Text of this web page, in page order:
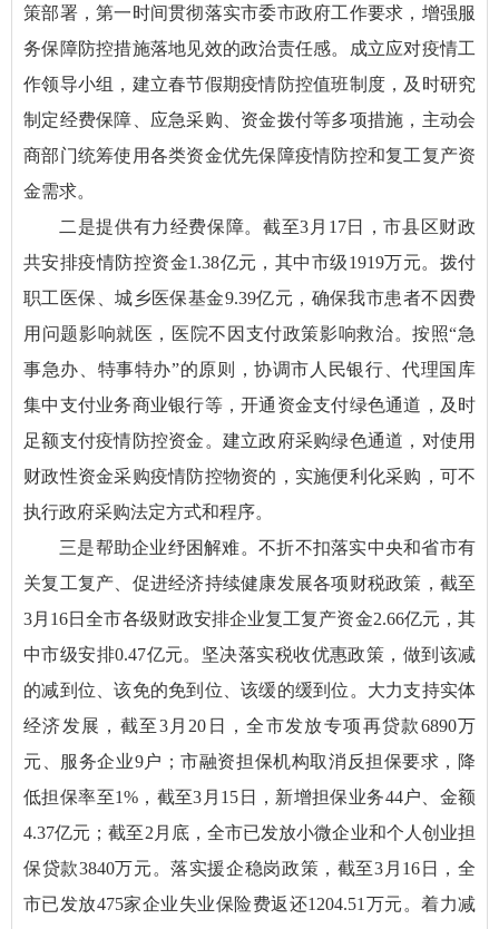
策部署，第一时间贯彻落实市委市政府工作要求，增强服
务保障防控措施落地见效的政治责任感。成立应对疫情工
作领导小组，建立春节假期疫情防控值班制度，及时研究
制定经费保障、应急采购、资金拨付等多项措施，主动会
商部门统筹使用各类资金优先保障疫情防控和复工复产资
金需求。
二是提供有力经费保障。截至3月17日，市县区财政
共安排疫情防控资金1.38亿元，其中市级1919万元。拨付
职工医保、城乡医保基金9.39亿元，确保我市患者不因费
用问题影响就医，医院不因支付政策影响救治。按照“急
事急办、特事特办”的原则，协调市人民银行、代理国库
集中支付业务商业银行等，开通资金支付绿色通道，及时
足额支付疫情防控资金。建立政府采购绿色通道，对使用
财政性资金采购疫情防控物资的，实施便利化采购，可不
执行政府采购法定方式和程序。
三是帮助企业纾困解难。不折不扣落实中央和省市有
关复工复产、促进经济持续健康发展各项财税政策，截至
3月16日全市各级财政安排企业复工复产资金2.66亿元，其
中市级安排0.47亿元。坚决落实税收优惠政策，做到该减
的减到位、该免的免到位、该缓的缓到位。大力支持实体
经济发展，截至3月20日，全市发放专项再贷款6890万
元、服务企业9户；市融资担保机构取消反担保要求，降
低担保率至1%，截至3月15日，新增担保业务44户、金额
4.37亿元；截至2月底，全市已发放小微企业和个人创业担
保贷款3840万元。落实援企稳岗政策，截至3月16日，全
市已发放475家企业失业保险费返还1204.51万元。着力减